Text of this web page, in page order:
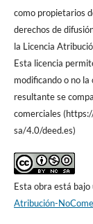
como propietarios
derechos de
la Licencia
Esta licencia
modificando o no
resultante se
comerciales
sa/4.0/deed.es)
Esta obra está
Atribución-